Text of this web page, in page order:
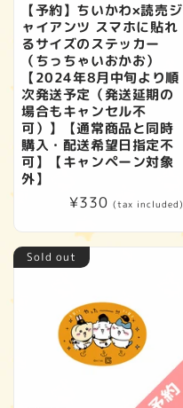
【予約】ちいかわ×読売ジ
ャイアンツ スマホに貼れ
るサイズのステッカー
（ちっちゃいおかお）
【2024年8月中旬より順
次発送予定（発送延期の
場合もキャンセル不
可）】【通常商品と同時
購入・配送希望日指定不
可】【キャンペーン対象
外】
Regular
¥330 (tax included)
Sold out